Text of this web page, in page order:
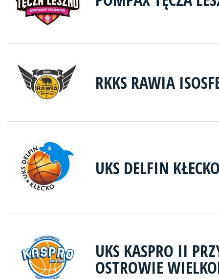
RKKS RAWIA
UKS DELFIN
UKS KASPRO II
OSTROWIE